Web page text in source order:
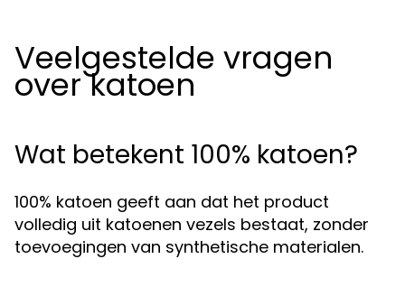
Veelgestelde vragen
over katoen
Wat betekent 100% katoen?
100% katoen geeft aan dat het product
volledig uit katoenen vezels bestaat, zonder
toevoegingen van synthetische materialen.